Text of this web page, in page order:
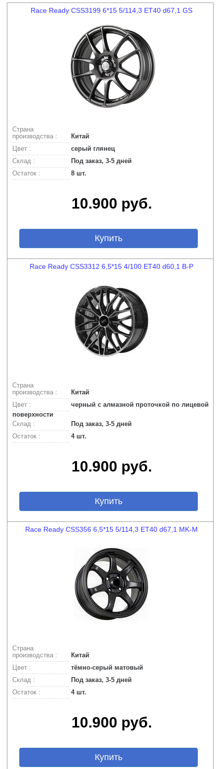
Race Ready CSS3199 6*15 5/114,3 ET40 d67,1 GS
Страна
производства :
Китай
Цвет :
серый глянец
Склад :
Под заказ, 3-5 дней
Остаток :
8 шт.
10.900 руб.
Купить
Race Ready CSS3312 6,5*15 4/100 ET40 d60,1 B-P
Страна
производства :
Китай
Цвет :
черный с алмазной проточкой по лицевой
поверхности
Склад :
Под заказ, 3-5 дней
Остаток :
4 шт.
10.900 руб.
Купить
Race Ready CSS356 6,5*15 5/114,3 ET40 d67,1 MK-M
Страна
производства :
Китай
Цвет :
тёмно-серый матовый
Склад :
Под заказ, 3-5 дней
Остаток :
4 шт.
10.900 руб.
Купить